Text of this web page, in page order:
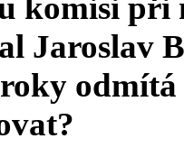
komisi
Jaroslav
odmítá